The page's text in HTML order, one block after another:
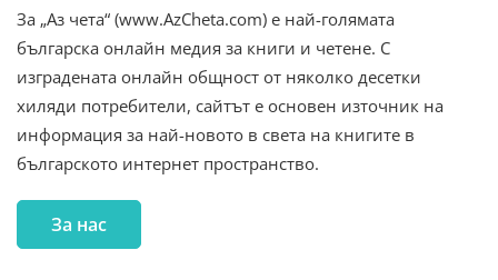
За „Аз чета“ (www.AzCheta.com) е най-голямата
българска онлайн медия за книги и четене. С
изградената онлайн общност от няколко десетки
хиляди потребители, сайтът е основен източник на
информация за най-новото в света на книгите в
българското интернет пространство.
За нас